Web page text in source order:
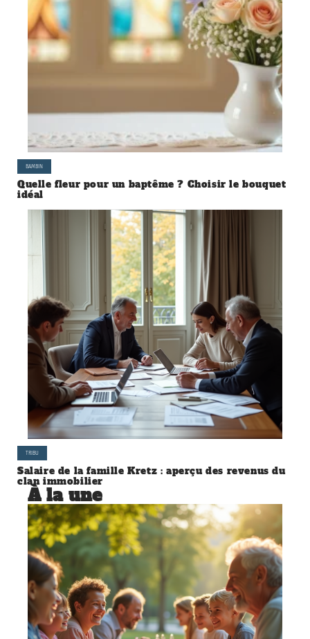
BAMBIN
Quelle fleur pour un baptême ? Choisir le bouquet
idéal
TRIBU
Salaire de la famille Kretz : aperçu des revenus du
clan immobilier
À la une